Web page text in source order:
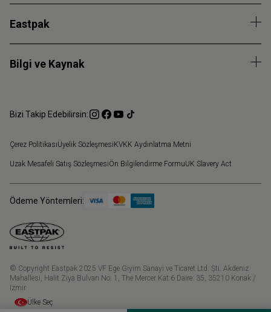
Eastpak
Bilgi ve Kaynak
Bizi Takip Edebilirsin:
Çerez PolitikasıÜyelik SözleşmesiKVKK Aydınlatma Metni
Uzak Mesafeli Satış SözleşmesiÖn Bilgilendirme FormuUK Slavery Act
Ödeme Yöntemleri:
© Copyright Eastpak 2025 VF Ege Giyim Sanayi ve Ticaret Ltd. Şti. Akdeniz
Mahallesi, Halit Ziya Bulvarı No: 1, The Mercer Kat:6 Daire: 35, 35210 Konak /
İzmir
Ülke Seç